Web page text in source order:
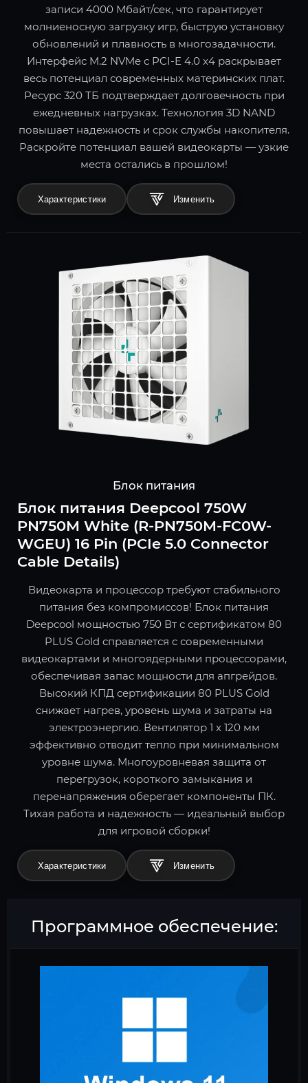
записи 4000 Мбайт/сек, что гарантирует
молниеносную загрузку игр, быструю установку
обновлений и плавность в многозадачности.
Интерфейс M.2 NVMe с PCI-E 4.0 x4 раскрывает
весь потенциал современных материнских плат.
Ресурс 320 ТБ подтверждает долговечность при
ежедневных нагрузках. Технология 3D NAND
повышает надежность и срок службы накопителя.
Раскройте потенциал вашей видеокарты — узкие
места остались в прошлом!
Характеристики
Блок питания
Блок питания Deepcool 750W
PN750M White (R-PN750M-FC0W-
WGEU) 16 Pin (PCIe 5.0 Connector
Cable Details)
Видеокарта и процессор требуют стабильного
питания без компромиссов! Блок питания
Deepcool мощностью 750 Вт с сертификатом 80
PLUS Gold справляется с современными
видеокартами и многоядерными процессорами,
обеспечивая запас мощности для апгрейдов.
Высокий КПД сертификации 80 PLUS Gold
снижает нагрев, уровень шума и затраты на
электроэнергию. Вентилятор 1 x 120 мм
эффективно отводит тепло при минимальном
уровне шума. Многоуровневая защита от
перегрузок, короткого замыкания и
перенапряжения оберегает компоненты ПК.
Тихая работа и надежность — идеальный выбор
для игровой сборки!
Характеристики
Программное обеспечение: